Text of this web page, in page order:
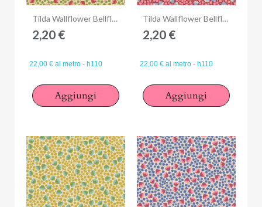
Anteprima Tilda Wallflower Bellflower Green, Tessuto Verde Campanule
2,20 €
22,00 € al metro - h110
Aggiungi
Anteprima Tilda Wallflower Bellflower Pink, Tessuto Rosa Campanule
2,20 €
22,00 € al metro - h110
Aggiungi